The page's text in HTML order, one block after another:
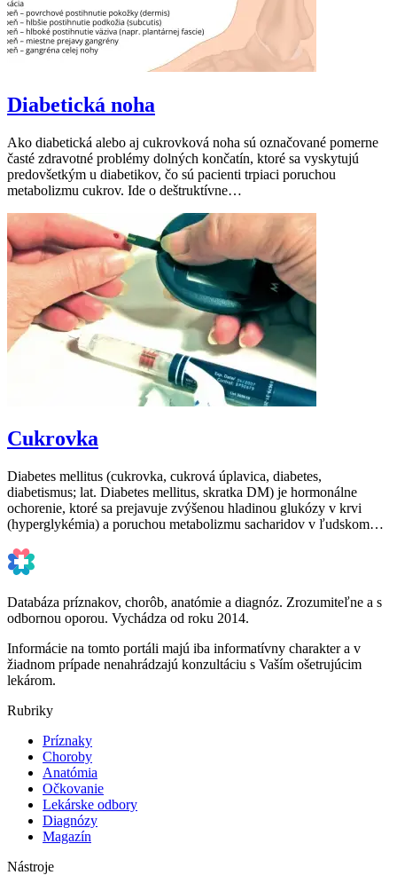
Diabetická noha
Ako diabetická alebo aj cukrovková noha sú označované pomerne
časté zdravotné problémy dolných končatín, ktoré sa vyskytujú
predovšetkým u diabetikov, čo sú pacienti trpiaci poruchou
metabolizmu cukrov. Ide o deštruktívne…
Cukrovka
Diabetes mellitus (cukrovka, cukrová úplavica, diabetes,
diabetismus; lat. Diabetes mellitus, skratka DM) je hormonálne
ochorenie, ktoré sa prejavuje zvýšenou hladinou glukózy v krvi
(hyperglykémia) a poruchou metabolizmu sacharidov v ľudskom…
Databáza príznakov, chorôb, anatómie a diagnóz. Zrozumiteľne a s
odbornou oporou. Vychádza od roku 2014.
Informácie na tomto portáli majú iba informatívny charakter a v
žiadnom prípade nenahrádzajú konzultáciu s Vaším ošetrujúcim
lekárom.
Rubriky
Príznaky
Choroby
Anatómia
Očkovanie
Lekárske odbory
Diagnózy
Magazín
Nástroje